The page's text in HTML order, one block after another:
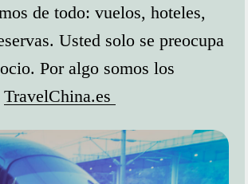
de todo: vuelos, hoteles,
Usted solo se preocupa
Por algo somos los
TravelChina.es